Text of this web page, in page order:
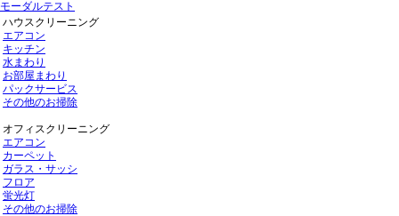
モーダルテスト
ハウスクリーニング
エアコン
キッチン
水まわり
お部屋まわり
パックサービス
その他のお掃除
オフィスクリーニング
エアコン
カーペット
ガラス・サッシ
フロア
蛍光灯
その他のお掃除